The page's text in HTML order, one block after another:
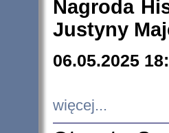
Nagroda
Justyny
06.05.2025
więcej...